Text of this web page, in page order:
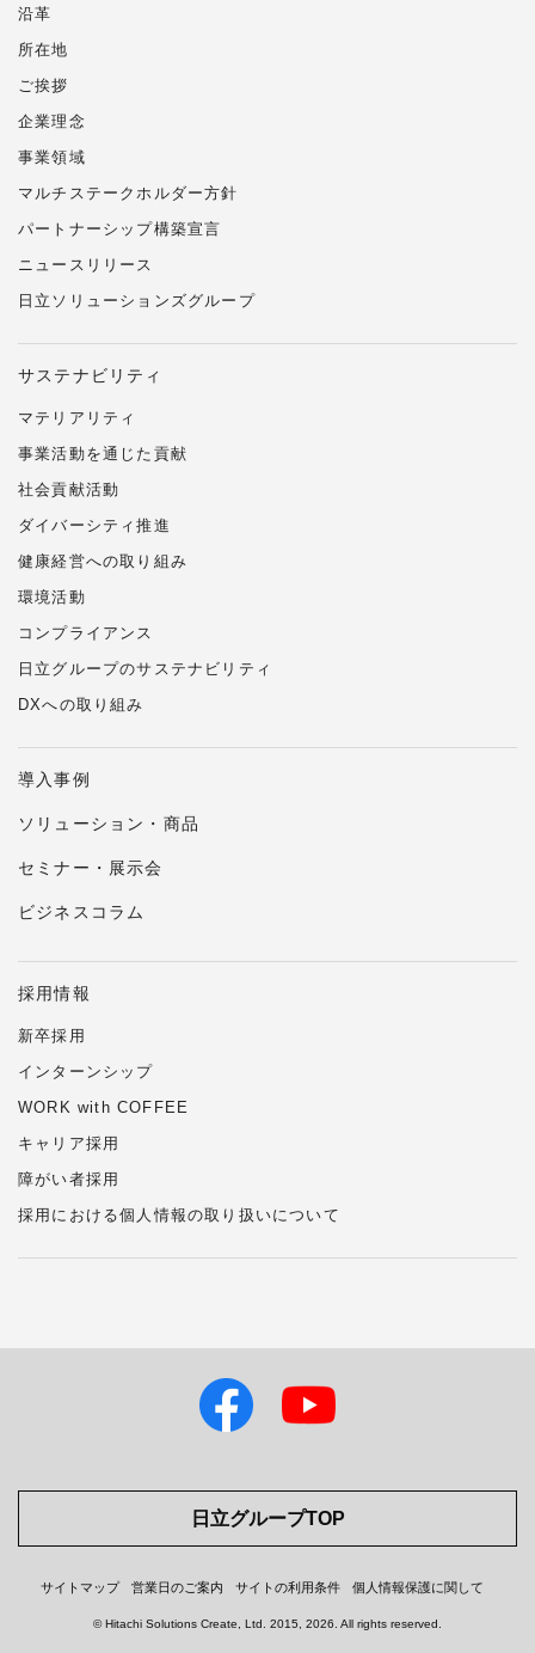
沿革
所在地
ご挨拶
企業理念
事業領域
マルチステークホルダー方針
パートナーシップ構築宣言
ニュースリリース
日立ソリューションズグループ
サステナビリティ
マテリアリティ
事業活動を通じた貢献
社会貢献活動
ダイバーシティ推進
健康経営への取り組み
環境活動
コンプライアンス
日立グループのサステナビリティ
DXへの取り組み
導入事例
ソリューション・商品
セミナー・展示会
ビジネスコラム
採用情報
新卒採用
インターンシップ
WORK with COFFEE
キャリア採用
障がい者採用
採用における個人情報の取り扱いについて
日立グループTOP
サイトマップ 営業日のご案内 サイトの利用条件 個人情報保護に関して
© Hitachi Solutions Create, Ltd. 2015, 2026 . All rights reserved.